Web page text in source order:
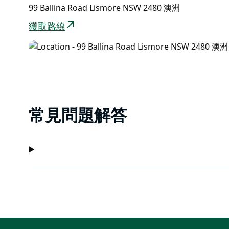
99 Ballina Road Lismore NSW 2480 澳洲
獲取路線
常見問題解答